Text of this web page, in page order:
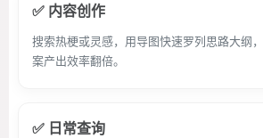
✅ 内容创作
搜索热梗或灵感，用导图快速罗列思路大纲
案产出效率翻倍。
✅ 日常查询